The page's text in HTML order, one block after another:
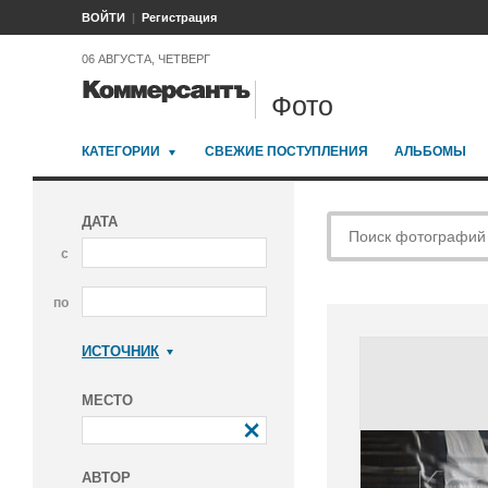
ВОЙТИ Регистрация
06 АВГУСТА, ЧЕТВЕРГ
Фото
КАТЕГОРИИ СВЕЖИЕ ПОСТУПЛЕНИЯ АЛЬБОМЫ
ДАТА
с
по
ИСТОЧНИК
МЕСТО
АВТОР